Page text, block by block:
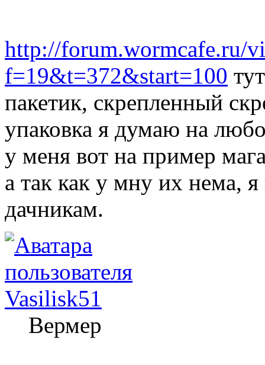
http://forum.wormcafe.ru/
f=19&t=372&start=100
пакетик, скрепленный
упаковка я думаю на
у меня вот на пример
а так как у мну их нема,
дачникам.
Vasilisk51
Вермер